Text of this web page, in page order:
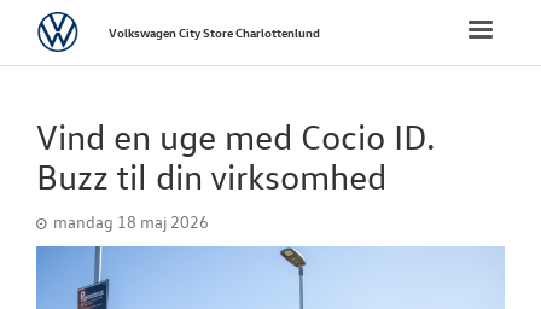
Toggle
VolkswagenVolkswagen City Store Charlottenlund
Vind en uge med Cocio ID.
Buzz til din virksomhed
mandag 18 maj 2026